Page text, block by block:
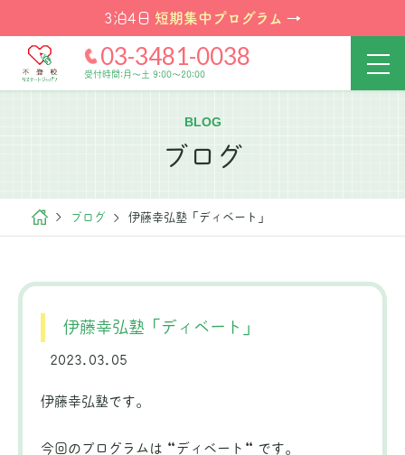
3泊4日 短期集中プログラム →
03-3481-0038
受付時間:月～土 9:00～20:00
BLOG
ブログ
ブログ 伊藤幸弘塾「ディベート」
伊藤幸弘塾「ディベート」
2023.03.05
伊藤幸弘塾です。
今回のプログラムは “ディベート“ です。